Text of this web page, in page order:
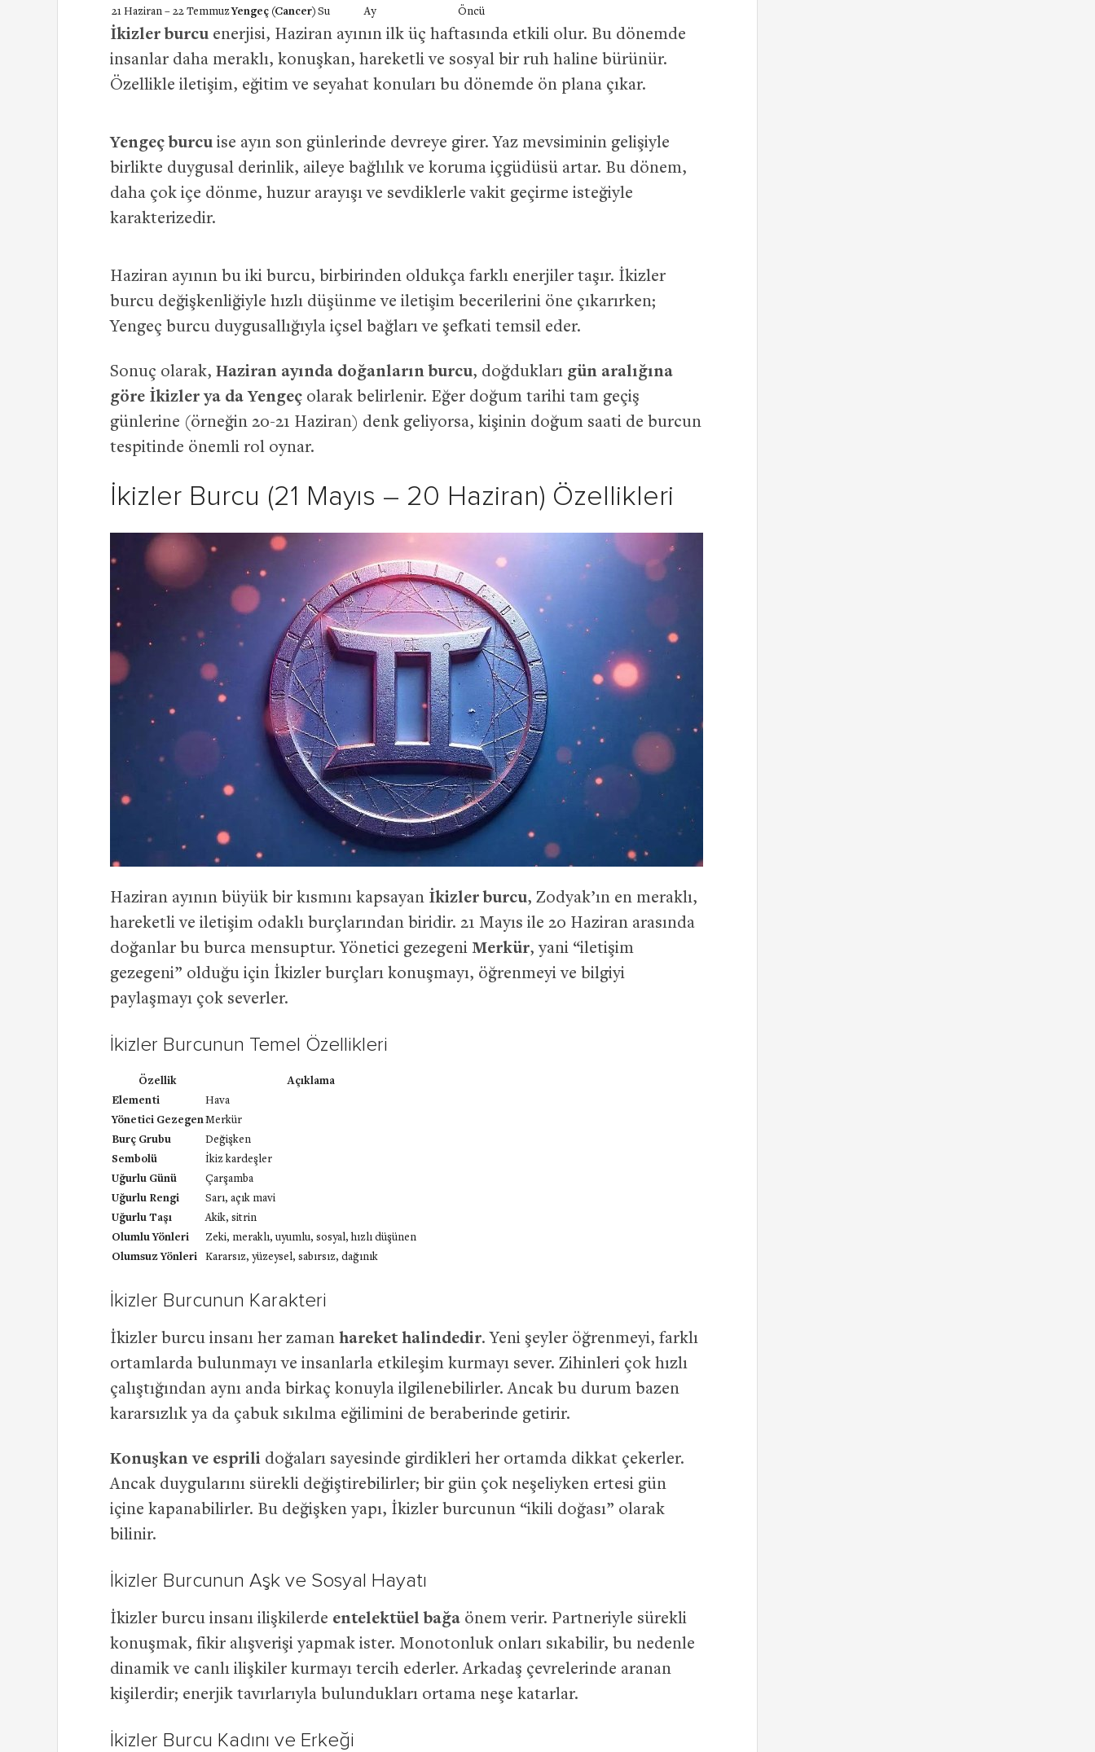
21 Haziran – 22 TemmuzYengeç (Cancer) Su Ay Öncü
İkizler burcu enerjisi, Haziran ayının ilk üç haftasında etkili olur. Bu dönemde
insanlar daha meraklı, konuşkan, hareketli ve sosyal bir ruh haline bürünür.
Özellikle iletişim, eğitim ve seyahat konuları bu dönemde ön plana çıkar.
Yengeç burcu ise ayın son günlerinde devreye girer. Yaz mevsiminin gelişiyle
birlikte duygusal derinlik, aileye bağlılık ve koruma içgüdüsü artar. Bu dönem,
daha çok içe dönme, huzur arayışı ve sevdiklerle vakit geçirme isteğiyle
karakterizedir.
Haziran ayının bu iki burcu, birbirinden oldukça farklı enerjiler taşır. İkizler
burcu değişkenliğiyle hızlı düşünme ve iletişim becerilerini öne çıkarırken;
Yengeç burcu duygusallığıyla içsel bağları ve şefkati temsil eder.
Sonuç olarak, Haziran ayında doğanların burcu, doğdukları gün aralığına
göre İkizler ya da Yengeç olarak belirlenir. Eğer doğum tarihi tam geçiş
günlerine (örneğin 20-21 Haziran) denk geliyorsa, kişinin doğum saati de burcun
tespitinde önemli rol oynar.
İkizler Burcu (21 Mayıs – 20 Haziran) Özellikleri
Haziran ayının büyük bir kısmını kapsayan İkizler burcu, Zodyak’ın en meraklı,
hareketli ve iletişim odaklı burçlarından biridir. 21 Mayıs ile 20 Haziran arasında
doğanlar bu burca mensuptur. Yönetici gezegeni Merkür, yani “iletişim
gezegeni” olduğu için İkizler burçları konuşmayı, öğrenmeyi ve bilgiyi
paylaşmayı çok severler.
İkizler Burcunun Temel Özellikleri
Özellik
Açıklama
Elementi
Hava
Yönetici GezegenMerkür
Burç Grubu
Değişken
Sembolü
İkiz kardeşler
Uğurlu Günü
Çarşamba
Uğurlu Rengi
Sarı, açık mavi
Uğurlu Taşı
Akik, sitrin
Olumlu Yönleri
Zeki, meraklı, uyumlu, sosyal, hızlı düşünen
Olumsuz Yönleri
Kararsız, yüzeysel, sabırsız, dağınık
İkizler Burcunun Karakteri
İkizler burcu insanı her zaman hareket halindedir. Yeni şeyler öğrenmeyi, farklı
ortamlarda bulunmayı ve insanlarla etkileşim kurmayı sever. Zihinleri çok hızlı
çalıştığından aynı anda birkaç konuyla ilgilenebilirler. Ancak bu durum bazen
kararsızlık ya da çabuk sıkılma eğilimini de beraberinde getirir.
Konuşkan ve esprili doğaları sayesinde girdikleri her ortamda dikkat çekerler.
Ancak duygularını sürekli değiştirebilirler; bir gün çok neşeliyken ertesi gün
içine kapanabilirler. Bu değişken yapı, İkizler burcunun “ikili doğası” olarak
bilinir.
İkizler Burcunun Aşk ve Sosyal Hayatı
İkizler burcu insanı ilişkilerde entelektüel bağa önem verir. Partneriyle sürekli
konuşmak, fikir alışverişi yapmak ister. Monotonluk onları sıkabilir, bu nedenle
dinamik ve canlı ilişkiler kurmayı tercih ederler. Arkadaş çevrelerinde aranan
kişilerdir; enerjik tavırlarıyla bulundukları ortama neşe katarlar.
İkizler Burcu Kadını ve Erkeği